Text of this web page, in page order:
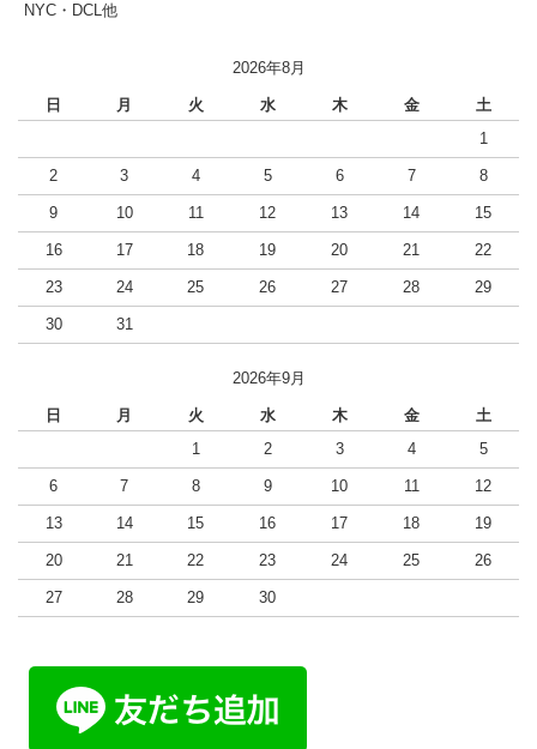
NYC・DCL他
2026年8月
日 月 火 水 木 金
土
1
2 3 4 5 6 7 8
9 10 11 12 13 14 15
16 17 18 19 20 21 22
23 24 25 26 27 28 29
30 31
2026年9月
日 月 火 水 木 金
土
1
2 3 4 5
6 7 8 9 10 11 12
13 14 15 16 17 18 19
20 21 22 23 24 25 26
27 28 29 30